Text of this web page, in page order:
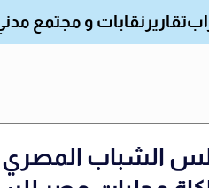
تقارير نقابات و مجتمع
الشباب المصري